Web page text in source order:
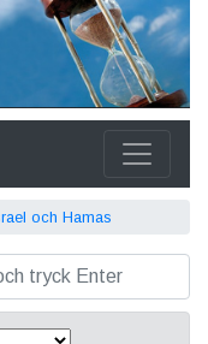
och Hamas